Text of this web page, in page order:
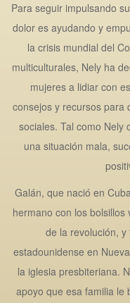
Para seguir impulsando
dolor es ayudando y
la crisis mundial del
multiculturales, Nely ha
mujeres a lidiar con
consejos y recursos para
sociales. Tal como Nely
una situación mala,
Galán, que nació en
hermano con los
de la revolución,
estadounidense en
la iglesia presbiteriana.
apoyo que esa familia le